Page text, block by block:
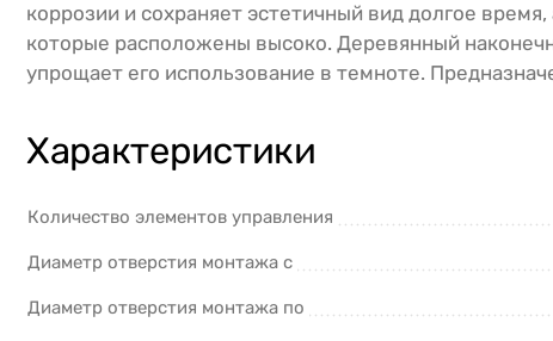
коррозии и сохраняет эстетичный вид долгое
которые расположены высоко. Деревянный
упрощает его использование в темноте.
Характеристики
Количество элементов управления
Диаметр отверстия монтажа с
Диаметр отверстия монтажа по